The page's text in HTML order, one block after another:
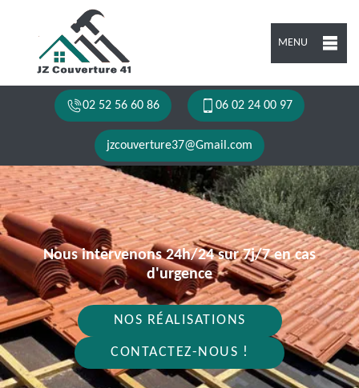
MENU
02 52 56 60 86 06 02 24 00 97
jzcouverture37@Gmail.com
Nous intervenons 24h/24 sur 7j/7 en cas
d'urgence
NOS RÉALISATIONS
CONTACTEZ-NOUS !